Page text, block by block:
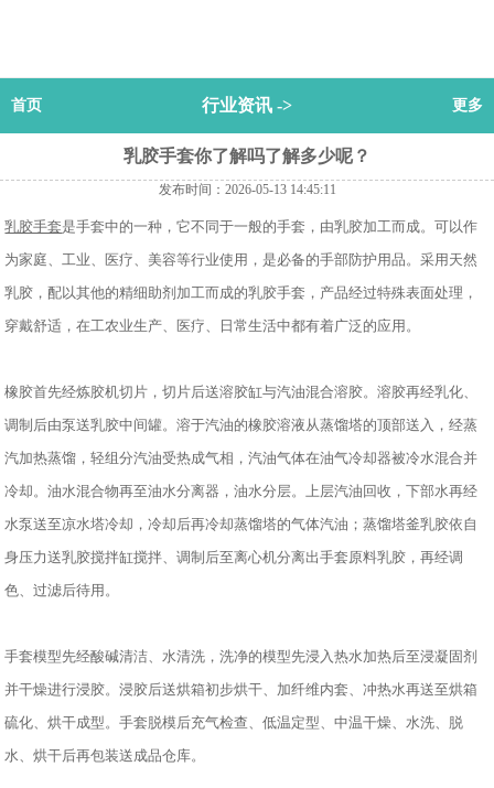
首页 行业资讯 -> 更多
乳胶手套你了解吗了解多少呢？
发布时间：2026-05-13 14:45:11
乳胶手套是手套中的一种，它不同于一般的手套，由乳胶加工而成。可以作
为家庭、工业、医疗、美容等行业使用，是必备的手部防护用品。采用天然
乳胶，配以其他的精细助剂加工而成的乳胶手套，产品经过特殊表面处理，
穿戴舒适，在工农业生产、医疗、日常生活中都有着广泛的应用。
橡胶首先经炼胶机切片，切片后送溶胶缸与汽油混合溶胶。溶胶再经乳化、
调制后由泵送乳胶中间罐。溶于汽油的橡胶溶液从蒸馏塔的顶部送入，经蒸
汽加热蒸馏，轻组分汽油受热成气相，汽油气体在油气冷却器被冷水混合并
冷却。油水混合物再至油水分离器，油水分层。上层汽油回收，下部水再经
水泵送至凉水塔冷却，冷却后再冷却蒸馏塔的气体汽油；蒸馏塔釜乳胶依自
身压力送乳胶搅拌缸搅拌、调制后至离心机分离出手套原料乳胶，再经调
色、过滤后待用。
手套模型先经酸碱清洁、水清洗，洗净的模型先浸入热水加热后至浸凝固剂
并干燥进行浸胶。浸胶后送烘箱初步烘干、加纤维内套、冲热水再送至烘箱
硫化、烘干成型。手套脱模后充气检查、低温定型、中温干燥、水洗、脱
水、烘干后再包装送成品仓库。